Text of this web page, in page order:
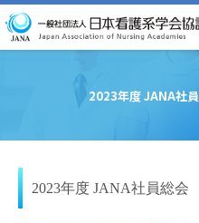
2023年度 JANA社
2023年度 JANA社員総